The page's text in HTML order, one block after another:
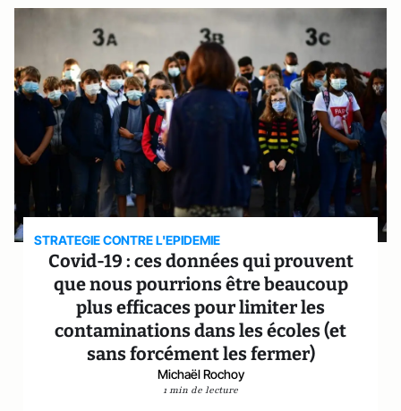
STRATEGIE CONTRE L'EPIDEMIE
Covid-19 : ces données qui prouvent
que nous pourrions être beaucoup
plus efficaces pour limiter les
contaminations dans les écoles (et
sans forcément les fermer)
Michaël Rochoy
1 min de lecture